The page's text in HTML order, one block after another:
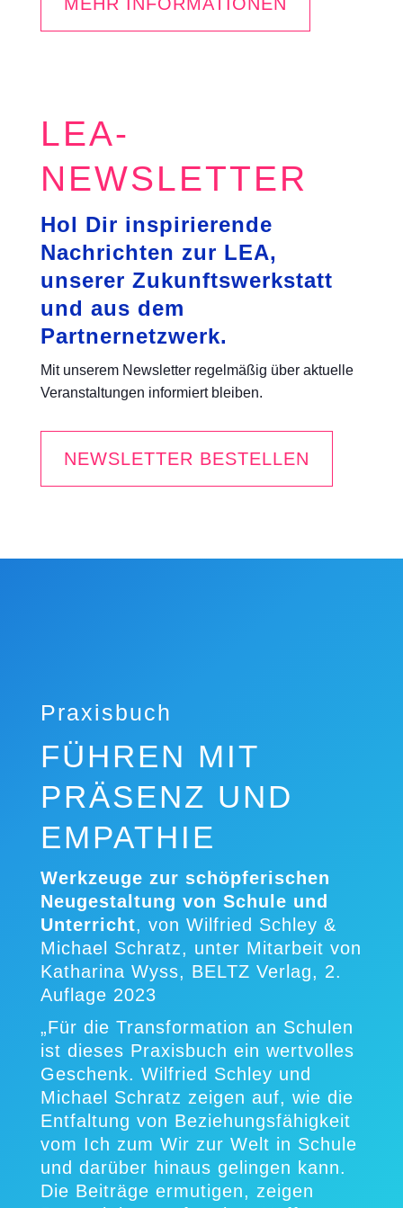
LEA-
NEWSLETTER
Hol Dir inspirierende
Nachrichten zur LEA,
unserer Zukunftswerkstatt
und aus dem
Partnernetzwerk.
Mit unserem Newsletter regelmäßig über aktuelle
Veranstaltungen informiert bleiben.
NEWSLETTER BESTELLEN
Praxisbuch
FÜHREN MIT
PRÄSENZ UND
EMPATHIE
Werkzeuge zur schöpferischen
Neugestaltung von Schule und
Unterricht, von Wilfried Schley &
Michael Schratz, unter Mitarbeit von
Katharina Wyss, BELTZ Verlag, 2.
Auflage 2023
„Für die Transformation an Schulen
ist dieses Praxisbuch ein wertvolles
Geschenk. Wilfried Schley und
Michael Schratz zeigen auf, wie die
Entfaltung von Beziehungsfähigkeit
vom Ich zum Wir zur Welt in Schule
und darüber hinaus gelingen kann.
Die Beiträge ermutigen, zeigen